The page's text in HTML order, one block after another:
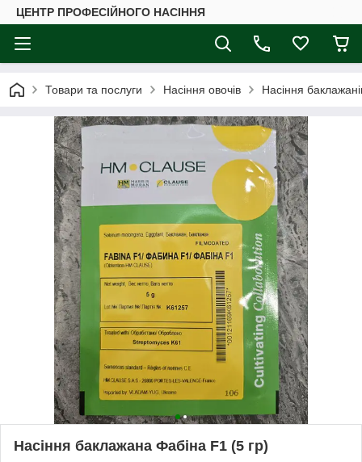
ЦЕНТР ПРОФЕСІЙНОГО НАСІННЯ
Товари та послуги Насіння овочів Насіння
Насіння баклажана Фабіна F1 (5 гр)